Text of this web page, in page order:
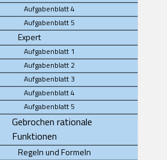
Aufgabenblatt 4
Aufgabenblatt 5
Expert
Aufgabenblatt 1
Aufgabenblatt 2
Aufgabenblatt 3
Aufgabenblatt 4
Aufgabenblatt 5
Gebrochen rationale
Funktionen
Regeln und Formeln